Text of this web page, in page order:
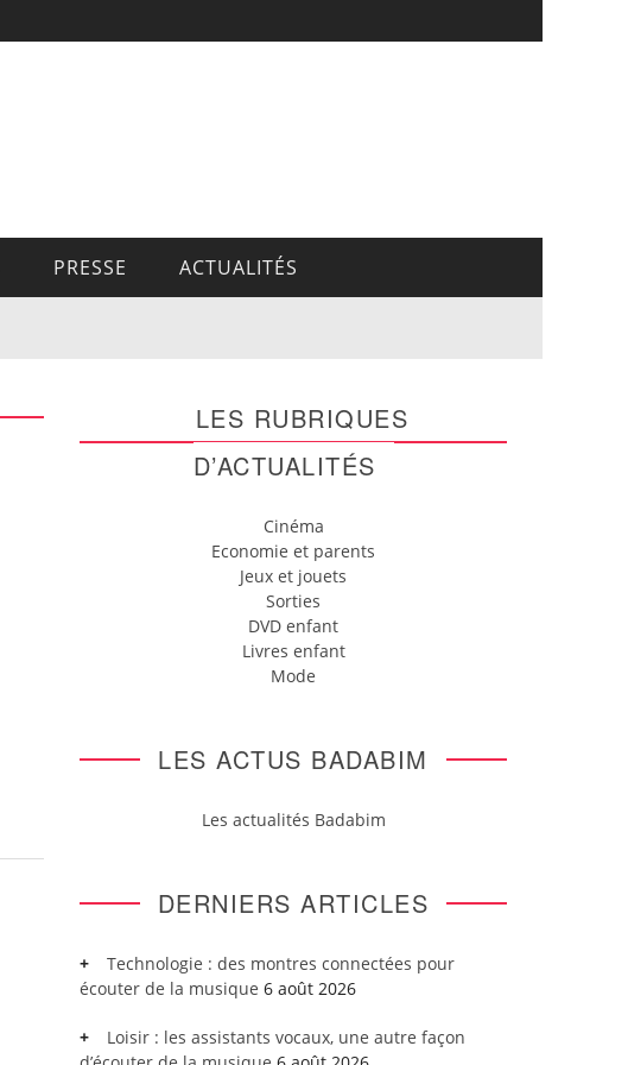
PRESSE ACTUALITÉS
LES RUBRIQUES
D’ACTUALITÉS
Cinéma
Economie et parents
Jeux et jouets
Sorties
DVD enfant
Livres enfant
Mode
LES ACTUS BADABIM
Les actualités Badabim
DERNIERS ARTICLES
Technologie : des montres connectées pour
écouter de la musique 6 août 2026
Loisir : les assistants vocaux, une autre façon